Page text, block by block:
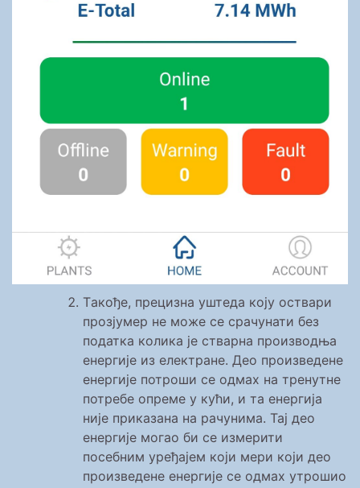
Tакође, прецизна уштеда коју оствари
прозјумер не може се срачунати без
податка колика је стварна производња
енергије из електране. Део произведене
енергије потроши се одмах на тренутне
потребе опреме у кући, и та енергија
није приказана на рачунима. Тај део
енергије могао би се измерити
посебним уређајем који мери који део
произведене енергије се одмах утрошио